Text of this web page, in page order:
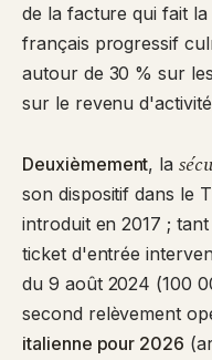
de la facture qui fait
français progressif
autour de 30 % sur
sur le revenu
Deuxièmement, la
son dispositif dans le
introduit en 2017 ;
ticket d'entrée
du 9 août 2024 (100
second relèvement
italienne pour 2026